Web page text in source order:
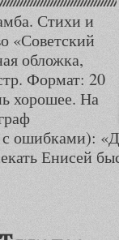
Стихи и
«Советский
обложка,
Формат: 20
хорошее. На
ошибками):
Енисей